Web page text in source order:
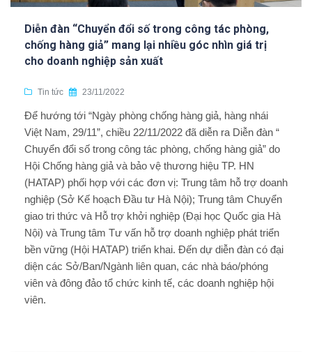
Diễn đàn “Chuyển đổi số trong công tác phòng,
chống hàng giả” mang lại nhiều góc nhìn giá trị
cho doanh nghiệp sản xuất
Tin tức 23/11/2022
Để hướng tới “Ngày phòng chống hàng giả, hàng nhái
Việt Nam, 29/11”, chiều 22/11/2022 đã diễn ra Diễn đàn “
Chuyển đổi số trong công tác phòng, chống hàng giả” do
Hội Chống hàng giả và bảo vệ thương hiệu TP. HN
(HATAP) phối hợp với các đơn vị: Trung tâm hỗ trợ doanh
nghiệp (Sở Kế hoạch Đầu tư Hà Nội); Trung tâm Chuyển
giao tri thức và Hỗ trợ khởi nghiệp (Đại học Quốc gia Hà
Nội) và Trung tâm Tư vấn hỗ trợ doanh nghiệp phát triển
bền vững (Hội HATAP) triển khai. Đến dự diễn đàn có đại
diện các Sở/Ban/Ngành liên quan, các nhà báo/phóng
viên và đông đảo tổ chức kinh tế, các doanh nghiệp hội
viên.